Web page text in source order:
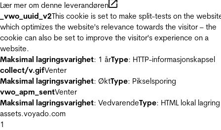
Lær mer om denne leverandøren
_vwo_uuid_v2This cookie is set to make split-tests on the
which optimizes the website's relevance towards the visitor – the
cookie can also be set to improve the visitor's experience on a
website.
Maksimal lagringsvarighet: 1 årType: HTTP-informasjonskapsel
collect/v.gifVenter
Maksimal lagringsvarighet: ØktType: Pikselsporing
vwo_apm_sentVenter
Maksimal lagringsvarighet: VedvarendeType: HTML lokal lagring
assets.voyado.com
1